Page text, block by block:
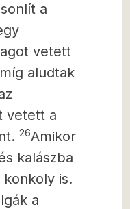
a
vetett
aludtak
vetett a
26Amikor
kalászba
is.
a